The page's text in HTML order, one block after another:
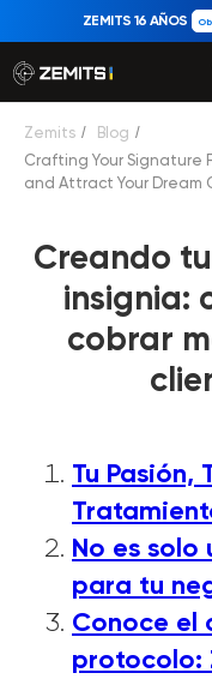
ZEMITS 16 AÑOS
Zemits / Blog /
Crafting Your Signature
and Attract Your Dream
Creando
insignia:
cobrar
Tu Pasión,
No es solo
para tu
Conoce el
protocolo: